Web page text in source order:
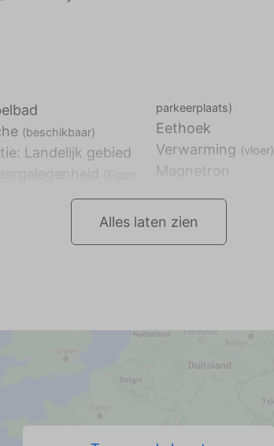
(beschikbaar)
Landelijk gebied
parkeerplaats)
Eethoek
Verwarming (vloer)
Magnetron
Alles laten zien